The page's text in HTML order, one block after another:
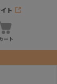
ト
ート